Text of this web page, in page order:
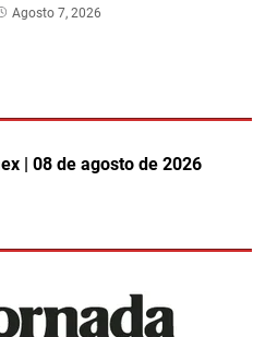
Agosto 7, 2026
| 08 de agosto de 2026